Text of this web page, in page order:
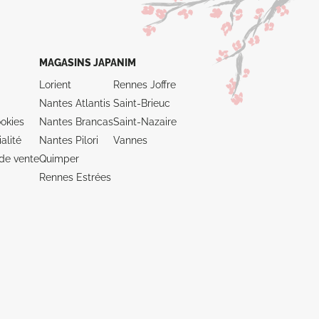
vente
MAGASINS JAPANIM
Lorient
Nantes Atlantis
Nantes Brancas
Nantes Pilori
Quimper
Rennes Estrées
Rennes Joffre
Saint-Brieuc
Saint-Nazaire
Vannes